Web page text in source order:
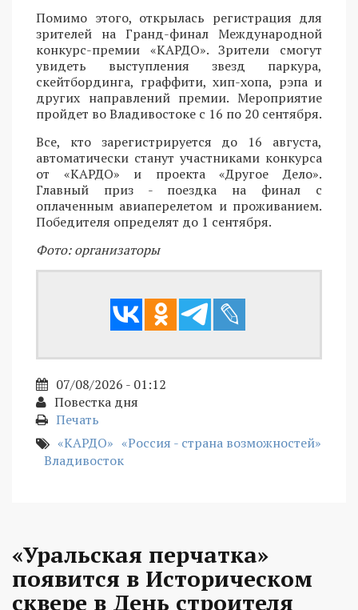
Помимо этого, открылась регистрация для
зрителей на Гранд-финал Международной
конкурс-премии «КАРДО». Зрители смогут
увидеть выступления звезд паркура,
скейтбординга, граффити, хип-хопа, рэпа и
других направлений премии. Мероприятие
пройдет во Владивостоке с 16 по 20 сентября.
Все, кто зарегистрируется до 16 августа,
автоматически станут участниками конкурса
от «КАРДО» и проекта «Другое Дело».
Главный приз - поездка на финал с
оплаченным авиаперелетом и проживанием.
Победителя определят до 1 сентября.
Фото: организаторы
07/08/2026 - 01:12
Повестка дня
Печать
«КАРДО» «Россия - страна возможностей»
Владивосток
«Уральская перчатка»
появится в Историческом
сквере в День строителя